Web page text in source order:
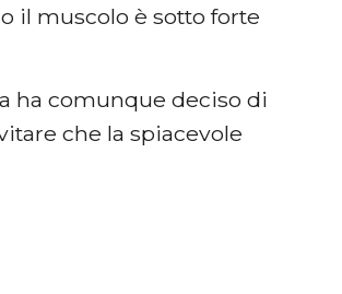
il muscolo è sotto forte
ha comunque deciso di
che la spiacevole